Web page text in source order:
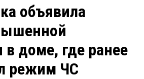
Рейтинги
Блоги
Архив
объявила
в доме, где ранее
режим ЧС